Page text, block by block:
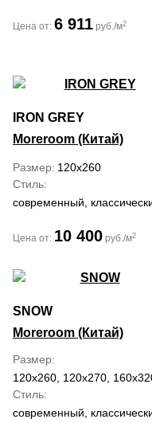
Цена от: 6 911 руб./м2
IRON GREY
Moreroom (Китай)
Размер 120x260
Стиль
современный,
Цена от: 10 400 руб./м2
SNOW
Moreroom (Китай)
Размер
120x260, 120x270,
Стиль
современный,